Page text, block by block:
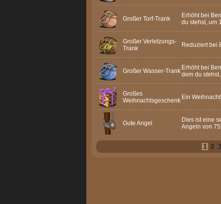
Großer Torf-Trank
Erhöht bei
du stehst, um
Großer Verletzungs-
Trank
Reduziert bei
Großer Wasser-Trank Erhöht bei
dem du
Großes
Weihnachtsgeschenk Ein
Gute Angel
Dies ist eine
Angeln von
1 2 3